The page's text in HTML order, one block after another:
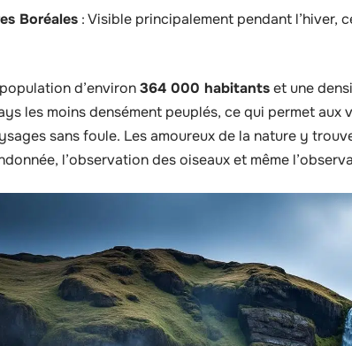
Boréales : Visible principalement pendant l’hiver,
d’environ364 000 habitantset une
les moins densément peuplés, ce qui permet
sans foule. Les amoureux de la nature y
l’observation des oiseaux et même